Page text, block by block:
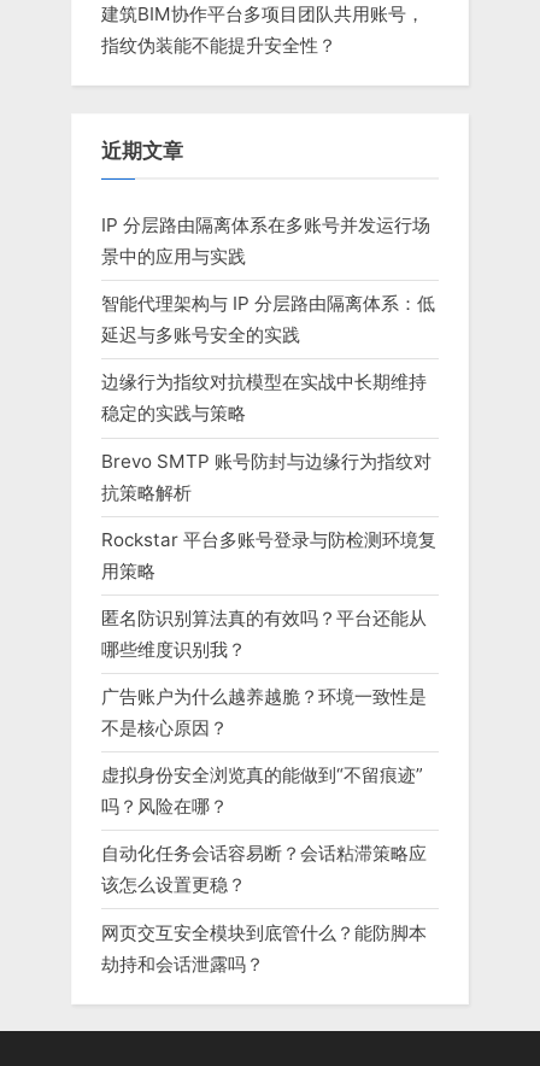
建筑BIM协作平台多项目团队共用账号，
指纹伪装能不能提升安全性？
近期文章
IP 分层路由隔离体系在多账号并发运行场
景中的应用与实践
智能代理架构与 IP 分层路由隔离体系：低
延迟与多账号安全的实践
边缘行为指纹对抗模型在实战中长期维持
稳定的实践与策略
Brevo SMTP 账号防封与边缘行为指纹对
抗策略解析
Rockstar 平台多账号登录与防检测环境复
用策略
匿名防识别算法真的有效吗？平台还能从
哪些维度识别我？
广告账户为什么越养越脆？环境一致性是
不是核心原因？
虚拟身份安全浏览真的能做到“不留痕迹”
吗？风险在哪？
自动化任务会话容易断？会话粘滞策略应
该怎么设置更稳？
网页交互安全模块到底管什么？能防脚本
劫持和会话泄露吗？